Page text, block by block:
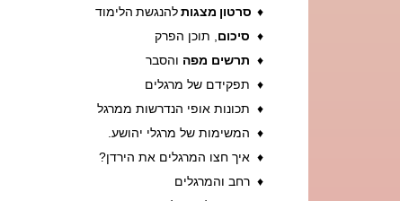
♦ סרטון מצגותלהנגשת הלימוד
♦ סיכום , תוכן הפרק
♦ תרשים מפה והסבר
♦ תפקידם של מרגלים
♦ תכונות אופי הנדרשות ממרגל
♦ המשימות של מרגלי יהושע.
♦ איך חצו המרגלים את הירדן?
♦ רחב והמרגלים